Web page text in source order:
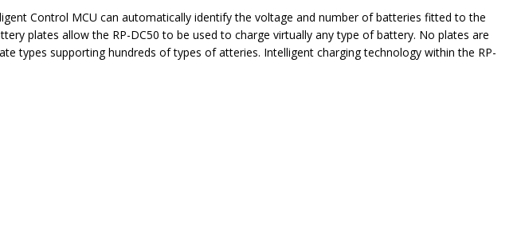
Control MCU can automatically identify the voltage and number of batteries fitted to the
plates allow the RP-DC50 to be used to charge virtually any type of battery. No plates are
types supporting hundreds of types of atteries. Intelligent charging technology within the RP-